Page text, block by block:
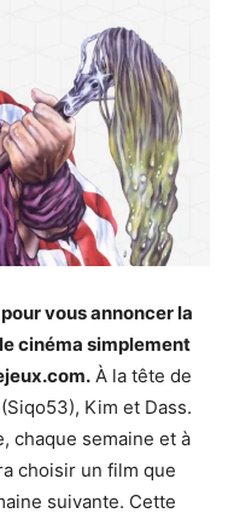
vous annoncer la
cinéma simplement
À la tête de
Kim et Dass.
chaque semaine et à
choisir un film que
suivante. Cette